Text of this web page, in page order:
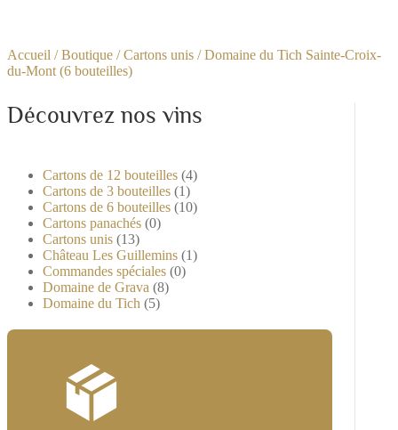
Accueil /Boutique /Cartons unis / Domaine du Tich Sainte-Croix-
du-Mont (6 bouteilles)
Découvrez nos vins
Cartons de 12 bouteilles (4)
Cartons de 3 bouteilles (1)
Cartons de 6 bouteilles (10)
Cartons panachés (0)
Cartons unis (13)
Château Les Guillemins (1)
Commandes spéciales (0)
Domaine de Grava (8)
Domaine du Tich (5)